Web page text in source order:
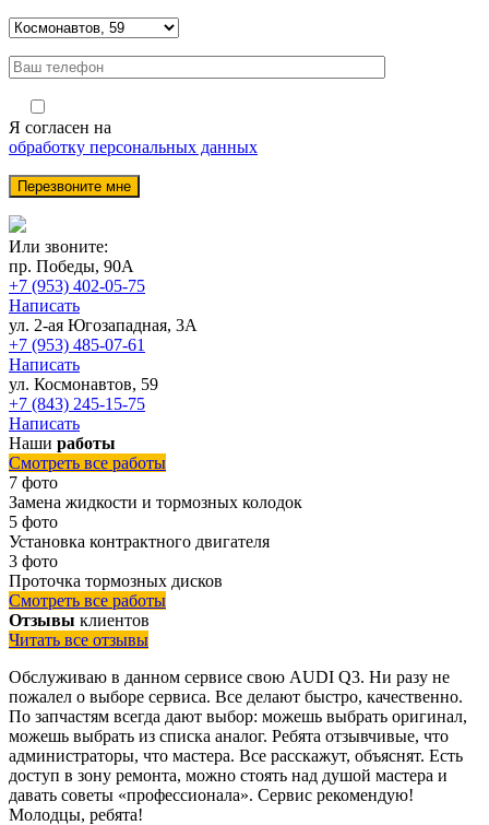
Я согласен на
обработку персональных данных
Или звоните:
пр. Победы, 90А
+7 (953) 402-05-75
Написать
ул. 2-ая Югозападная, 3А
+7 (953) 485-07-61
Написать
ул. Космонавтов, 59
+7 (843) 245-15-75
Написать
Наши работы
Смотреть все работы
7 фото
Замена жидкости и тормозных колодок
5 фото
Установка контрактного двигателя
3 фото
Проточка тормозных дисков
Смотреть все работы
Отзывы клиентов
Читать все отзывы
Обслуживаю в данном сервисе свою AUDI Q3. Ни разу не
пожалел о выборе сервиса. Все делают быстро, качественно.
По запчастям всегда дают выбор: можешь выбрать оригинал,
можешь выбрать из списка аналог. Ребята отзывчивые, что
администраторы, что мастера. Все расскажут, объяснят. Есть
доступ в зону ремонта, можно стоять над душой мастера и
давать советы «профессионала». Сервис рекомендую!
Молодцы, ребята!